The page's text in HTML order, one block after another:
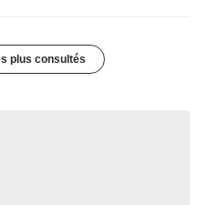
plus consultés